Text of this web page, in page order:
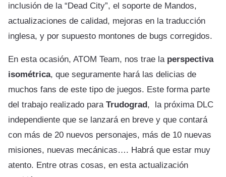
inclusión de la “Dead City”, el soporte de Mandos,
actualizaciones de calidad, mejoras en la traducción
inglesa, y por supuesto montones de bugs corregidos.
En esta ocasión, ATOM Team, nos trae la perspectiva
isométrica, que seguramente hará las delicias de
muchos fans de este tipo de juegos. Este forma parte
del trabajo realizado para Trudograd, la próxima DLC
independiente que se lanzará en breve y que contará
con más de 20 nuevos personajes, más de 10 nuevas
misiones, nuevas mecánicas…. Habrá que estar muy
atento. Entre otras cosas, en esta actualización